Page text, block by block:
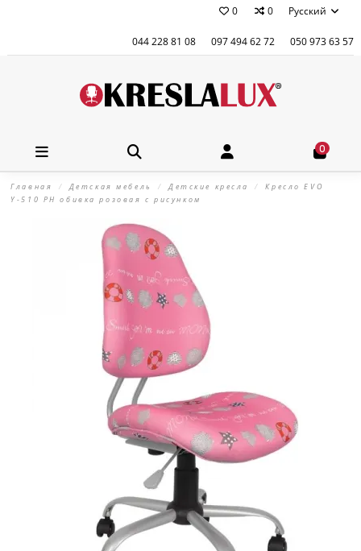
0 0 Русский
044 228 81 08 097 494 62 72 050 973 63 57
0
Главная Детская мебель Детские кресла
Кресло EVO
Y-510 PH обивка розовая с рисунком